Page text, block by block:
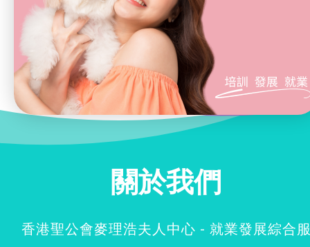
關於我們
ERB再培訓課程
自費課程
關於我們
香港聖公會麥理浩夫人中心 - 就業發展綜合